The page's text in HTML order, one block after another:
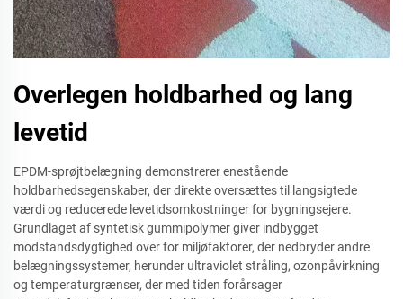
Overlegen holdbarhed og lang
levetid
EPDM-sprøjtbelægning demonstrerer enestående
holdbarhedsegenskaber, der direkte oversættes til langsigtede
værdi og reducerede levetidsomkostninger for bygningsejere.
Grundlaget af syntetisk gummipolymer giver indbygget
modstandsdygtighed over for miljøfaktorer, der nedbryder andre
belægningssystemer, herunder ultraviolet stråling, ozonpåvirkning
og temperaturgrænser, der med tiden forårsager